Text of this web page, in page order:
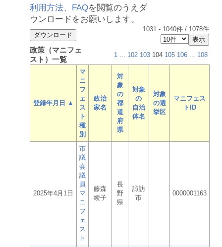
利用方法、 FAQを閲覧のうえダ
ウンロードをお願いします。
1031 - 1040件 / 1078件
政策（マニフェ
スト）一覧
1 ... 102 103 104 105 106 ... 108
登録年月日 ▲
マ
ニ
フ
ェ
ス
ト
種
別
政治
家名
対
象
の
都
道
府
県
対象
の
自治
体名
対象
の選
挙区
マニフェス
トID
2025年4月1日
市
議
会
議
員
マ
ニ
フ
ェ
ス
ト
藤森
綾子
長
野
県
諏訪
市
0000001163